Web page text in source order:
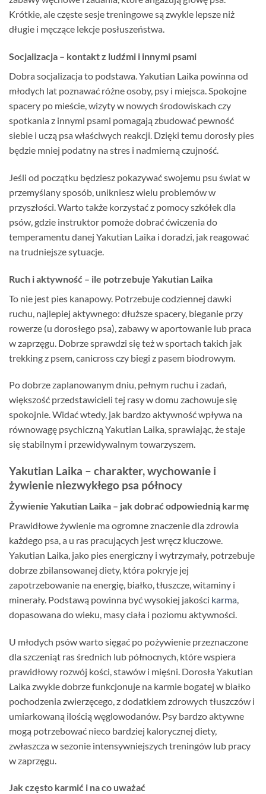
Krótkie, ale częste sesje treningowe są zwykle lepsze niż
długie i męczące lekcje posłuszeństwa.
Socjalizacja – kontakt z ludźmi i innymi psami
Dobra socjalizacja to podstawa. Yakutian Laika powinna od
młodych lat poznawać różne osoby, psy i miejsca. Spokojne
spacery po mieście, wizyty w nowych środowiskach czy
spotkania z innymi psami pomagają zbudować pewność
siebie i uczą psa właściwych reakcji. Dzięki temu dorosły pies
będzie mniej podatny na stres i nadmierną czujność.
Jeśli od początku będziesz pokazywać swojemu psu świat w
przemyślany sposób, unikniesz wielu problemów w
przyszłości. Warto także korzystać z pomocy szkółek dla
psów, gdzie instruktor pomoże dobrać ćwiczenia do
temperamentu danej Yakutian Laika i doradzi, jak reagować
na trudniejsze sytuacje.
Ruch i aktywność – ile potrzebuje Yakutian Laika
To nie jest pies kanapowy. Potrzebuje codziennej dawki
ruchu, najlepiej aktywnego: dłuższe spacery, bieganie przy
rowerze (u dorosłego psa), zabawy w aportowanie lub praca
w zaprzęgu. Dobrze sprawdzi się też w sportach takich jak
trekking z psem, canicross czy biegi z pasem biodrowym.
Po dobrze zaplanowanym dniu, pełnym ruchu i zadań,
większość przedstawicieli tej rasy w domu zachowuje się
spokojnie. Widać wtedy, jak bardzo aktywność wpływa na
równowagę psychiczną Yakutian Laika, sprawiając, że staje
się stabilnym i przewidywalnym towarzyszem.
Yakutian Laika – charakter, wychowanie i
żywienie niezwykłego psa północy
Żywienie Yakutian Laika – jak dobrać odpowiednią karmę
Prawidłowe żywienie ma ogromne znaczenie dla zdrowia
każdego psa, a u ras pracujących jest wręcz kluczowe.
Yakutian Laika, jako pies energiczny i wytrzymały, potrzebuje
dobrze zbilansowanej diety, która pokryje jej
zapotrzebowanie na energię, białko, tłuszcze, witaminy i
minerały. Podstawą powinna być wysokiej jakości karma
dopasowana do wieku, masy ciała i poziomu aktywności.
U młodych psów warto sięgać po pożywienie przeznaczone
dla szczeniąt ras średnich lub północnych, które wspiera
prawidłowy rozwój kości, stawów i mięśni. Dorosła Yakutian
Laika zwykle dobrze funkcjonuje na karmie bogatej w białko
pochodzenia zwierzęcego, z dodatkiem zdrowych tłuszczów i
umiarkowaną ilością węglowodanów. Psy bardzo aktywne
mogą potrzebować nieco bardziej kalorycznej diety,
zwłaszcza w sezonie intensywniejszych treningów lub pracy
w zaprzęgu.
Jak często karmić i na co uważać